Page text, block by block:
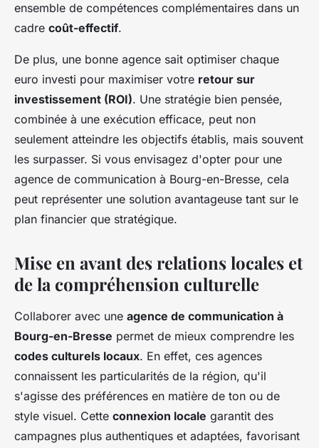
ensemble de compétences complémentaires dans un
cadre coût-effectif.
De plus, une bonne agence sait optimiser chaque
euro investi pour maximiser votre retour sur
investissement (ROI). Une stratégie bien pensée,
combinée à une exécution efficace, peut non
seulement atteindre les objectifs établis, mais souvent
les surpasser. Si vous envisagez d'opter pour une
agence de communication à Bourg-en-Bresse, cela
peut représenter une solution avantageuse tant sur le
plan financier que stratégique.
Mise en avant des relations locales et
de la compréhension culturelle
Collaborer avec une agence de communication à
Bourg-en-Bresse permet de mieux comprendre les
codes culturels locaux. En effet, ces agences
connaissent les particularités de la région, qu'il
s'agisse des préférences en matière de ton ou de
style visuel. Cette connexion locale garantit des
campagnes plus authentiques et adaptées, favorisant